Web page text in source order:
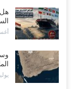
هل
يوليو 29,